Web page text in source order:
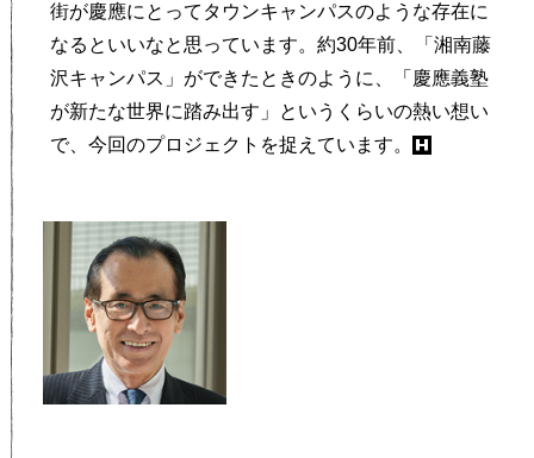
街が慶應にとってタウンキャンパスのような存在に
なるといいなと思っています。約30年前、「湘南藤
沢キャンパス」ができたときのように、「慶應義塾
が新たな世界に踏み出す」というくらいの熱い想い
で、今回のプロジェクトを捉えています。